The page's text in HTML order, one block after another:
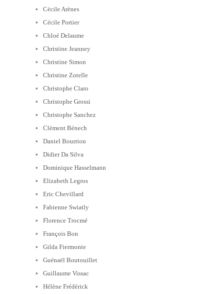
Cécile Arènes
Cécile Portier
Chloé Delaume
Christine Jeanney
Christine Simon
Christine Zotelle
Christophe Claro
Christophe Grossi
Christophe Sanchez
Clément Bénech
Daniel Bourrion
Didier Da Silva
Dominique Hasselmann
Elizabeth Legros
Eric Chevillard
Fabienne Swiatly
Florence Trocmé
François Bon
Gilda Fiermonte
Guénaël Boutouillet
Guillaume Vissac
Hélène Frédérick